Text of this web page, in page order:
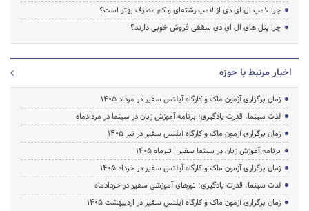
چرا لامپ ال ای دی از لامپ رشته‌ای و کم مصرف بهتر است؟
چرا پنل های ال ای دی سقفی فروش خوبی دارند؟
اخبار مرتبط با حوزه
زمان برگزاری آزمون ماک و کارگاه آیلتس سفیر در مرداد 1405
لذت سینما، قدرت یادگیری؛ برنامه آموزش زبان در سینما در مردادماه
زمان برگزاری آزمون ماک و کارگاه آیلتس سفیر در تیر 1405
برنامه آموزش زبان در سینما سفیر | تیرماه ۱۴۰۵
زمان برگزاری آزمون ماک و کارگاه آیلتس سفیر در خرداد 1405
لذت سینما، قدرت یادگیری؛ تورهای آموزشی سفیر در خردادماه
زمان برگزاری آزمون ماک و کارگاه آیلتس سفیر در اردیبهشت 1405